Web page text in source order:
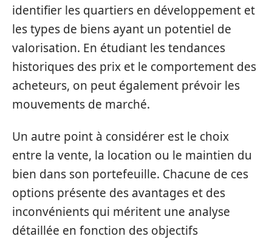
identifier les quartiers en développement et
les types de biens ayant un potentiel de
valorisation. En étudiant les tendances
historiques des prix et le comportement des
acheteurs, on peut également prévoir les
mouvements de marché.
Un autre point à considérer est le choix
entre la vente, la location ou le maintien du
bien dans son portefeuille. Chacune de ces
options présente des avantages et des
inconvénients qui méritent une analyse
détaillée en fonction des objectifs